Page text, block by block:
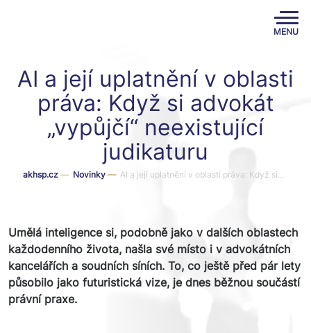
MENU
AI a její uplatnění v oblasti
práva: Když si advokát
„vypůjčí“ neexistující
judikaturu
akhsp.cz — Novinky — AI a její uplatnění v oblasti práva: Když si…
Umělá inteligence si, podobně jako v dalších oblastech
každodenního života, našla své místo i v advokátních
kancelářích a soudních síních. To, co ještě před pár lety
působilo jako futuristická vize, je dnes běžnou součástí
právní praxe.